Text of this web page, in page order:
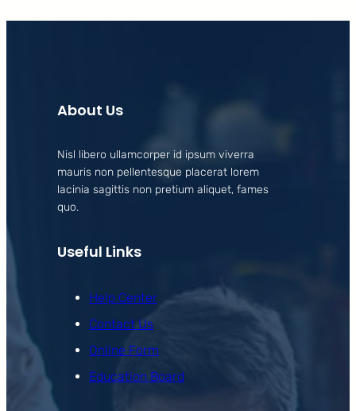
About Us
Nisl libero ullamcorper id ipsum viverra
mauris non pellentesque placerat lorem
lacinia sagittis non pretium aliquet, fames
quo.
Useful Links
Help Center
Contact Us
Online Form
Education Board